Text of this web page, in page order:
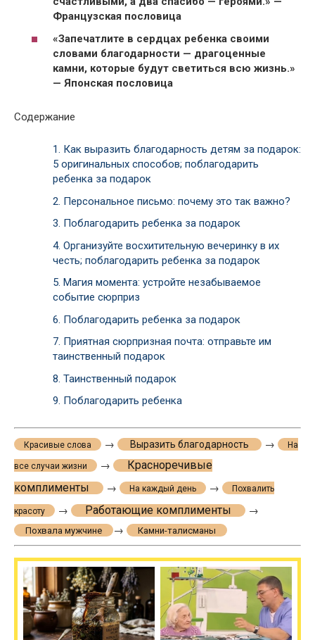
Французская пословица
«Запечатлите в сердцах ребенка своими
словами благодарности — драгоценные
камни, которые будут светиться всю жизнь.»
— Японская пословица
Содержание
1. Как выразить благодарность детям за подарок:
5 оригинальных способов; поблагодарить
ребенка за подарок
2. Персональное письмо: почему это так важно?
3. Поблагодарить ребенка за подарок
4. Организуйте восхитительную вечеринку в их
честь; поблагодарить ребенка за подарок
5. Магия момента: устройте незабываемое
событие сюрприз
6. Поблагодарить ребенка за подарок
7. Приятная сюрпризная почта: отправьте им
таинственный подарок
8. Таинственный подарок
9. Поблагодарить ребенка
Красивые слова → Выразить благодарность → На
все случаи жизни →
Красноречивые
комплименты
→ На каждый день → Похвалить
красоту → Работающие комплименты →
Похвала мужчине → Камни-талисманы